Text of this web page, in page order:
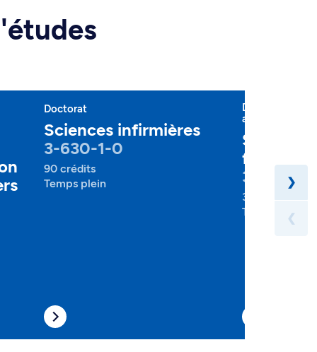
Doctorat
Sciences infirmières
3-630-1-0
90 crédits
Temps plein
Diplôme
approfondies 3
Soins
fin de vie
3-630-1-
30 crédits
Temps plein ,
❯
❮